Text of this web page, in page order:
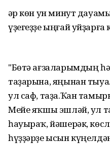
Һәр көн ун минут
үҙегеҙҙе ыңғай уйҙарға
"Бөтә ағзаларымдың
таҙарына, яңынан
ул саф, таҙа.Ҡан
Мейе яҡшы эшләй, ул
һауыраҡ, йәшерәк,
һүҙҙәрҙе ысын